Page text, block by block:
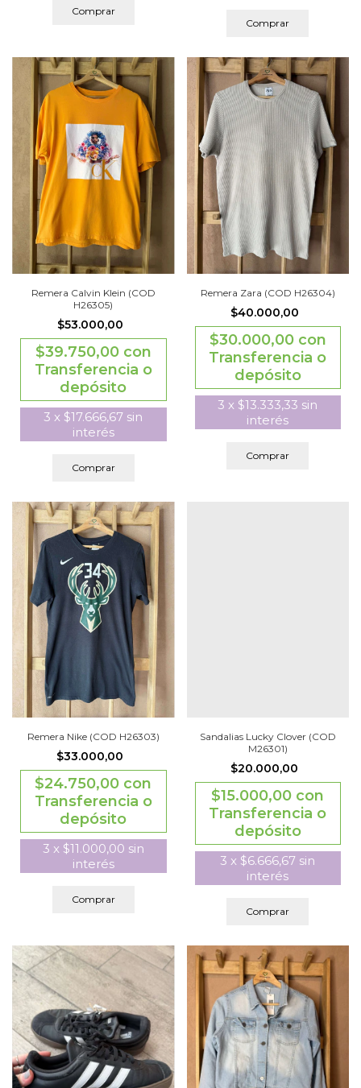
Comprar
Comprar
Remera Calvin Klein (COD
H26305)
$53.000,00
$39.750,00 con
Transferencia o
depósito
3 x $17.666,67 sin
interés
Comprar
Remera Zara (COD H26304)
$40.000,00
$30.000,00 con
Transferencia o
depósito
3 x $13.333,33 sin
interés
Comprar
Remera Nike (COD H26303)
$33.000,00
$24.750,00 con
Transferencia o
depósito
3 x $11.000,00 sin
interés
Comprar
Sandalias Lucky Clover (COD
M26301)
$20.000,00
$15.000,00 con
Transferencia o
depósito
3 x $6.666,67 sin
interés
Comprar